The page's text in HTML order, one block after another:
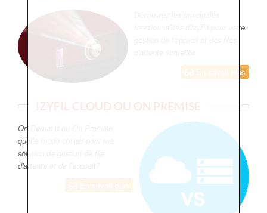
fonctionnalités d'IzyFil pour votre
En savoir plus
IZYFIL CLOUD OU ON PREMISE
On Demand ou On Premise,
quelle mode choisir pour ma
solution de gestion de file
d'attente et de l'accueil?